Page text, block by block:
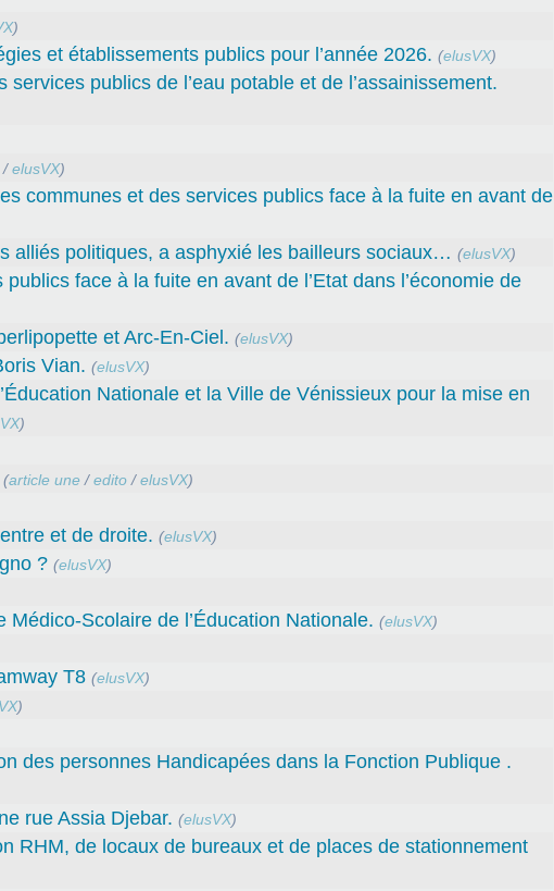
)
et établissements publics pour l’année 2026. (elusVX)
publics de l’eau potable et de l’assainissement.
elusVX)
communes et des services publics face à la fuite en avant de
alliés politiques, a asphyxié les bailleurs sociaux… (elusVX)
face à la fuite en avant de l’Etat dans l’économie de
et Arc-En-Ciel. (elusVX)
Vian. (elusVX)
Nationale et la Ville de Vénissieux pour la mise en
)
(article une/edito/elusVX)
et de droite. (elusVX)
? (elusVX)
Scolaire de l’Éducation Nationale. (elusVX)
T8 (elusVX)
)
des personnes Handicapées dans la Fonction Publique .
rue Assia Djebar. (elusVX)
RHM, de locaux de bureaux et de places de stationnement